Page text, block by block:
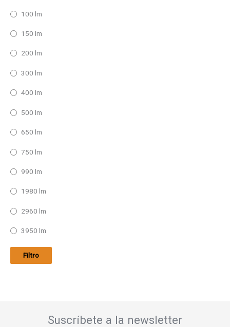
100 lm
150 lm
200 lm
300 lm
400 lm
500 lm
650 lm
750 lm
990 lm
1980 lm
2960 lm
3950 lm
Filtro
Suscríbete a la newsletter